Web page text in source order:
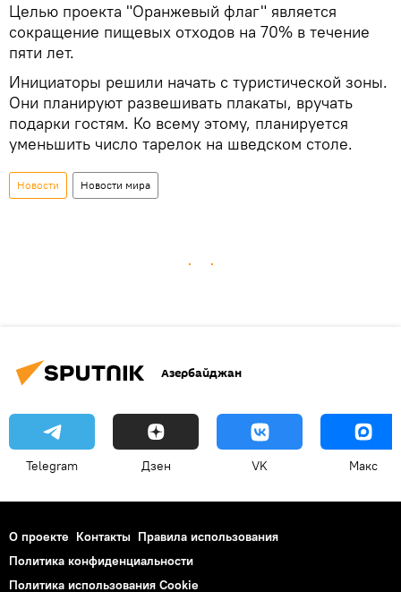
Целью проекта "Оранжевый флаг" является
сокращение пищевых отходов на 70% в течение
пяти лет.
Инициаторы решили начать с туристической зоны.
Они планируют развешивать плакаты, вручать
подарки гостям. Ко всему этому, планируется
уменьшить число тарелок на шведском столе.
Новости Новости мира
Азербайджан
Telegram Дзен VK Макс
О проекте Контакты Правила использования
Политика конфиденциальности
Политика использования Cookie